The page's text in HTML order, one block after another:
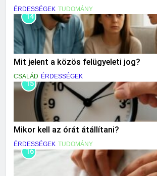
ÉRDESSÉGEK TUDOMÁNY
14
Mit jelent a közös felügyeleti jog?
CSALÁD ÉRDESSÉGEK
15
Mikor kell az órát átállítani?
ÉRDESSÉGEK TUDOMÁNY
16